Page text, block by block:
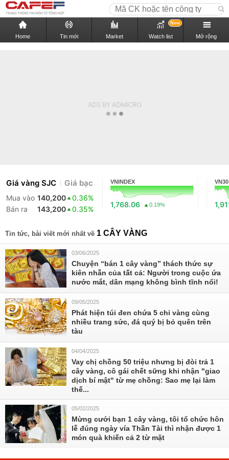
Home Tin mới Market Watch list
New
Mở rộng
Giá vàng SJC Giá bạc
Mua vào 140,200
0.36%
Bán ra
143,200 0.35%
VNINDEX
1,768.06 0.19%
VN30
Tin tức, bài viết mới nhất về 1 CÂY VÀNG
03/06/2025
Chuyện “bán 1 cây vàng” thách thức sự
kiên nhẫn của tất cả: Người trong cuộc ứa
nước mắt, dân mạng không bình tĩnh nổi!
09/05/2025
Phát hiện túi đen chứa 5 chỉ vàng cùng
nhiều trang sức, đá quý bị bỏ quên trên
tàu
04/04/2025
Vay chị chồng 50 triệu nhưng bị đòi trả 1
cây vàng, cô gái chết sững khi nhận "giao
dịch bí mật" từ mẹ chồng: Sao mẹ lại làm
thế...
05/02/2025
Mừng cưới bạn 1 cây vàng, tôi tổ chức hôn
lễ đúng ngày vía Thần Tài thì nhận được 1
món quà khiến cả 2 từ mặt